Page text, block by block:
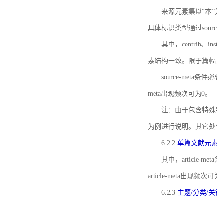
来源元素集以“本
具体标识类型通过
其中，contrib、
素结构一致。限于篇
source-meta条件
meta出现频次可为0。
注：由于包含特殊
为例进行说明。其它
6.2.2 单篇文献元
其中，article-
article-meta出现频次可
6.2.3 主题/分类/